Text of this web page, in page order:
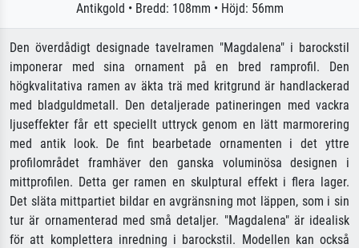
Antikgold • Bredd: 108mm • Höjd: 56mm
Den överdådigt designade tavelramen "Magdalena" i barockstil
imponerar med sina ornament på en bred ramprofil. Den
högkvalitativa ramen av äkta trä med kritgrund är handlackerad
med bladguldmetall. Den detaljerade patineringen med vackra
ljuseffekter får ett speciellt uttryck genom en lätt marmorering
med antik look. De fint bearbetade ornamenten i det yttre
profilområdet framhäver den ganska voluminösa designen i
mittprofilen. Detta ger ramen en skulptural effekt i flera lager.
Det släta mittpartiet bildar en avgränsning mot läppen, som i sin
tur är ornamenterad med små detaljer. "Magdalena" är idealisk
för att komplettera inredning i barockstil. Modellen kan också